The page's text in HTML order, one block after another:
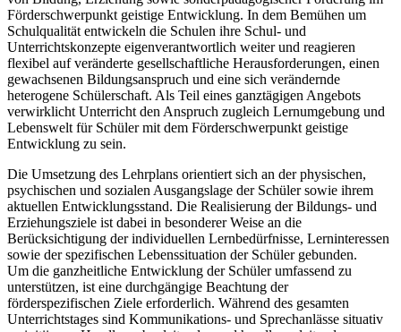
Förderschwerpunkt geistige Entwicklung. In dem Bemühen um
Schulqualität entwickeln die Schulen ihre Schul- und
Unterrichtskonzepte eigenverantwortlich weiter und reagieren
flexibel auf veränderte gesellschaftliche Herausforderungen, einen
gewachsenen Bildungsanspruch und eine sich verändernde
heterogene Schülerschaft. Als Teil eines ganztägigen Angebots
verwirklicht Unterricht den Anspruch zugleich Lernumgebung und
Lebenswelt für Schüler mit dem Förderschwerpunkt geistige
Entwicklung zu sein.
Die Umsetzung des Lehrplans orientiert sich an der physischen,
psychischen und sozialen Ausgangslage der Schüler sowie ihrem
aktuellen Entwicklungsstand. Die Realisierung der Bildungs- und
Erziehungsziele ist dabei in besonderer Weise an die
Berücksichtigung der individuellen Lernbedürfnisse, Lerninteressen
sowie der spezifischen Lebenssituation der Schüler gebunden.
Um die ganzheitliche Entwicklung der Schüler umfassend zu
unterstützen, ist eine durchgängige Beachtung der
förderspezifischen Ziele erforderlich. Während des gesamten
Unterrichtstages sind Kommunikations- und Sprechanlässe situativ